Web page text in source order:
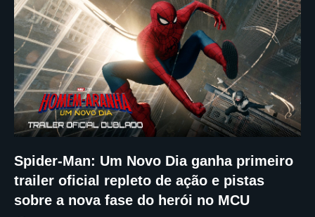
Spider-Man: Um Novo Dia ganha primeiro
trailer oficial repleto de ação e pistas
sobre a nova fase do herói no MCU